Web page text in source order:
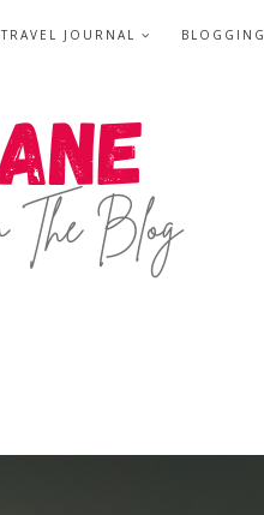
TRAVEL JOURNAL BLOGGING